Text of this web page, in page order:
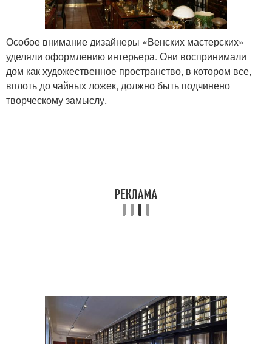
Особое внимание дизайнеры «Венских мастерских»
уделяли оформлению интерьера. Они воспринимали
дом как художественное пространство, в котором все,
вплоть до чайных ложек, должно быть подчинено
творческому замыслу.